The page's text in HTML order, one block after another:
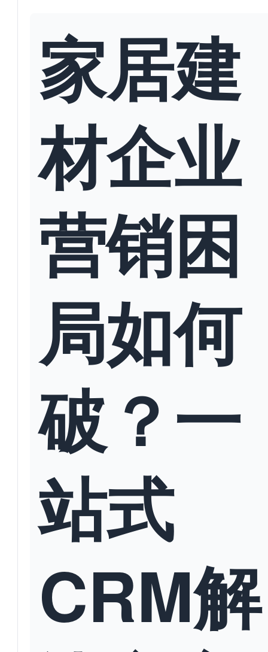
家居建
材企业
营销困
局如何
破？一
站式
CRM解